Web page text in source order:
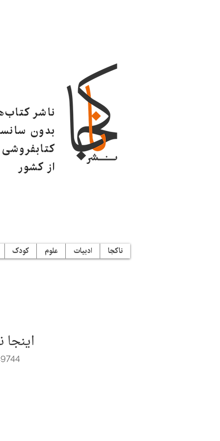
ناشر
بدون
از کشور
ناکجا ادبیات علوم کودک